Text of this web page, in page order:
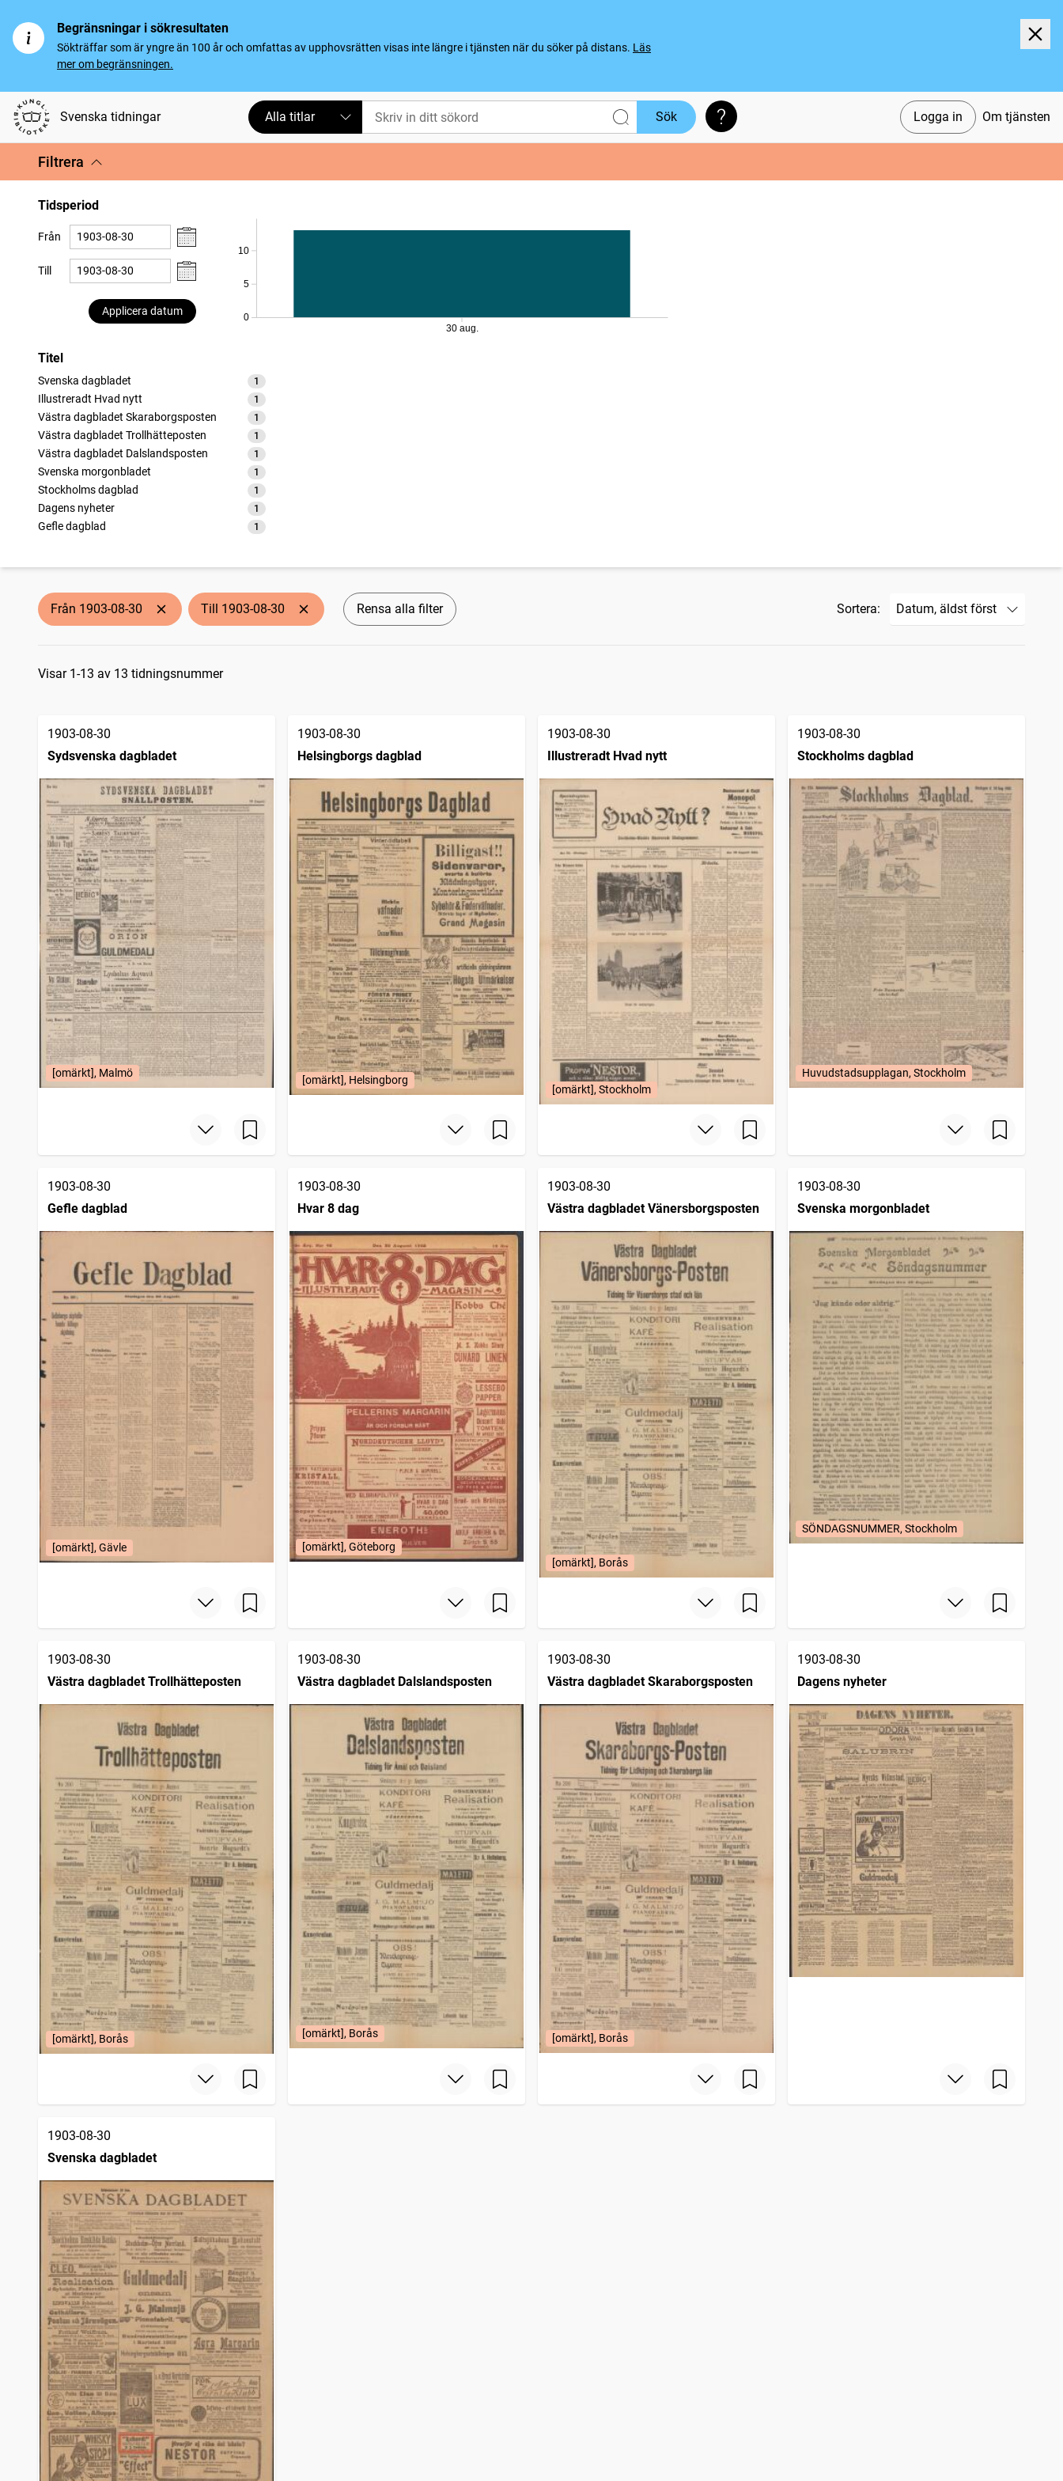
Begränsningar i sökresultaten
Sökträffar som är yngre än 100 år och omfattas av upphovsrätten visas inte längre i tjänsten när du söker på distans. Läs
mer om begränsningen.
Svenska tidningar Logga in Om tjänsten
Alla titlar Sök Söktips
Filtrera
Tidsperiod
Från
Till
Applicera datum
0
5
10
30 aug.
Titel
Svenska dagbladet 1
träffar
Illustreradt Hvad nytt
1
träffar
Västra dagbladet Skaraborgsposten
1
träffar
Västra dagbladet Trollhätteposten
1
träffar
Västra dagbladet Dalslandsposten
1
träffar
Svenska morgonbladet
1
träffar
Stockholms dagblad
1
träffar
Dagens nyheter
1
träffar
Gefle dagblad
1
träffar
träffar
Västra dagbladet Vänersborgsposten
träffarFrån 1903-08-30 Till 1903-08-30 Rensa alla filter Sortera:
Sökresultat
Visar 1-13 av 13 tidningsnummer
1903-08-30
Sydsvenska dagbladet
[omärkt], Malmö
1903-08-30
Helsingborgs dagblad
[omärkt], Helsingborg
1903-08-30
Illustreradt Hvad nytt
[omärkt], Stockholm
1903-08-30
Stockholms dagblad
Huvudstadsupplagan, Stockholm
1903-08-30
Gefle dagblad
[omärkt], Gävle
1903-08-30
Hvar 8 dag
[omärkt], Göteborg
1903-08-30
Västra dagbladet Vänersborgsposten
[omärkt], Borås
1903-08-30
Svenska morgonbladet
SÖNDAGSNUMMER, Stockholm
1903-08-30
Västra dagbladet Trollhätteposten
[omärkt], Borås
1903-08-30
Västra dagbladet Dalslandsposten
[omärkt], Borås
1903-08-30
Västra dagbladet Skaraborgsposten
[omärkt], Borås
1903-08-30
Dagens nyheter
1903-08-30
Svenska dagbladet